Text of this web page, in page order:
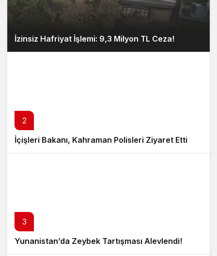
İzinsiz Hafriyat İşlemi: 9,3 Milyon TL Ceza!
2
İçişleri Bakanı, Kahraman Polisleri Ziyaret Etti
3
Yunanistan’da Zeybek Tartışması Alevlendi!